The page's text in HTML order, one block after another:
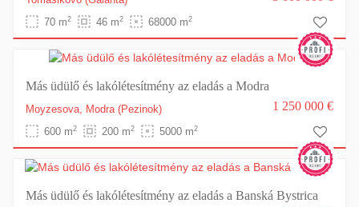
70 m2 46 m2 68000 m2
Más üdülő és lakólétesítmény az eladás a Modra
Moyzesova, Modra (Pezinok)
600 m2 200 m2 5000 m2
1 250 000 €
Más üdülő és lakólétesítmény az eladás a Banská Bystrica